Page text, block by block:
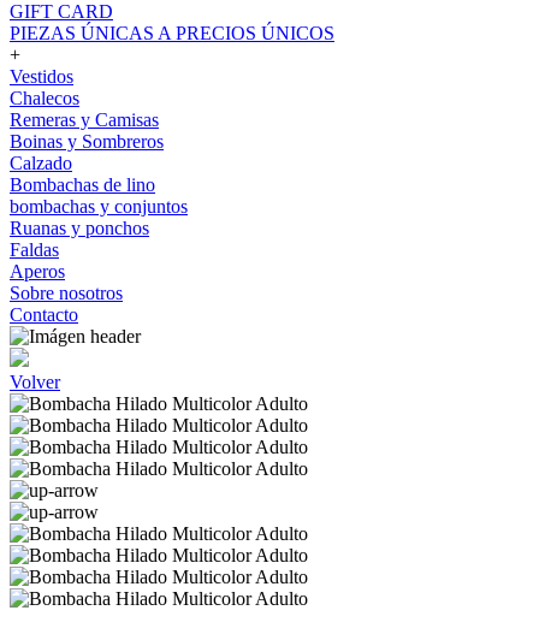
GIFT CARD
PIEZAS ÚNICAS A PRECIOS ÚNICOS
+
Vestidos
Chalecos
Remeras y Camisas
Boinas y Sombreros
Calzado
Bombachas de lino
bombachas y conjuntos
Ruanas y ponchos
Faldas
Aperos
Sobre nosotros
Contacto
Volver